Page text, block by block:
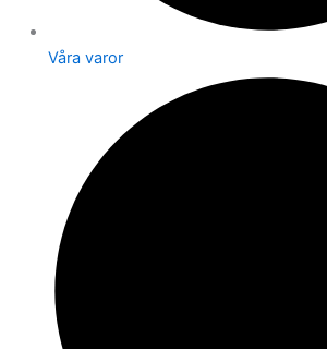
Våra varor